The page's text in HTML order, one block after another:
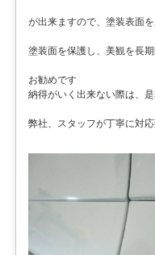
が出来ますので、塗装表面
塗装面を保護し、美観を長
お勧めです
納得がいく出来ない際は、
弊社、スタッフが丁寧に対